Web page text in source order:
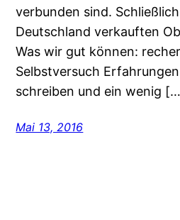
verbunden sind.
Deutschland verkauften
Was wir gut können:
Selbstversuch
schreiben und ein wenig
Mai 13, 2016